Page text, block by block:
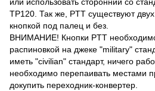
TP120. Так же, PTT существуют
кнопкой под палец и без.
ВНИМАНИЕ! Кнопки PTT необходимо
распиновкой на джеке "military"
иметь "civilian" стандарт, ничего
необходимо перепаивать местами
докупить переходник-конвертер.